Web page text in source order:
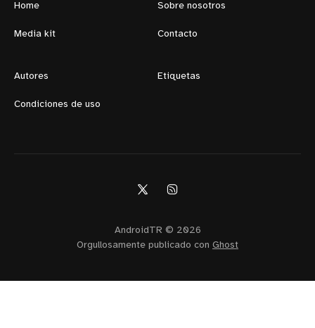
Home Sobre nosotros
Media kit Contacto
Autores Etiquetas
Condiciones de uso
AndroidTR © 2026
Orgullosamente publicado con Ghost